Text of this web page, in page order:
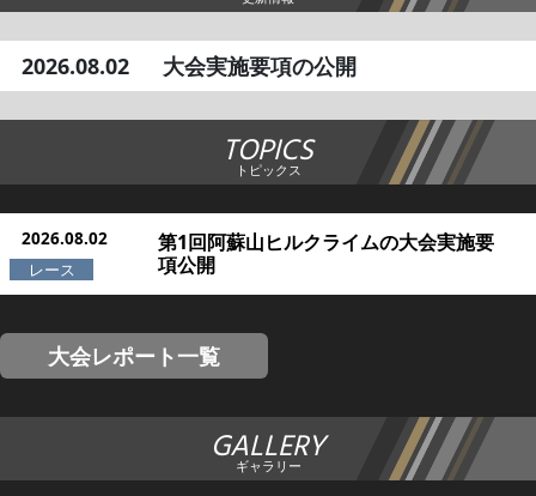
2026.08.02 大会実施要項の公開
TOPICS
トピックス
2026.08.02
第1回阿蘇山ヒルクライムの大会実施要
項公開
大会レポート一覧
GALLERY
ギャラリー